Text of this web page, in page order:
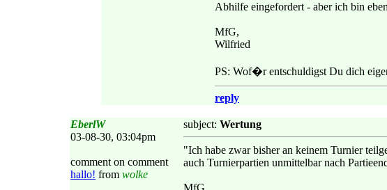
Abhilfe eingefordert - aber ich bin
MfG,
Wilfried
PS: Wof�r entschuldigst Du dich
reply
EberlW
03-08-30, 03:04pm
comment on comment
hallo! from wolke
subject: Wertung
"Ich habe zwar bisher an keinem Turnier
auch Turnierpartien unmittelbar nach
MfG